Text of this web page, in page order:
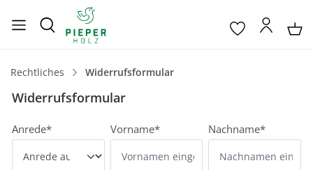
Rechtliches Widerrufsformular
Widerrufsformular
Anrede* Vorname* Nachname*